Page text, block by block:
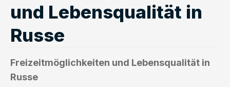
und Lebensqualität in
Russe
Freizeitmöglichkeiten und Lebensqualität in
Russe